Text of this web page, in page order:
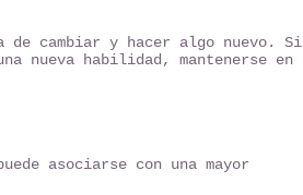
cambiar y hacer algo nuevo. Si
nueva habilidad, mantenerse en
asociarse con una mayor